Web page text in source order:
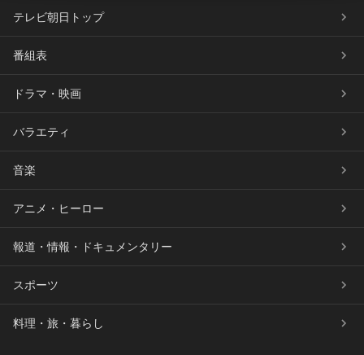
テレビ朝日トップ
番組表
ドラマ・映画
バラエティ
音楽
アニメ・ヒーロー
報道・情報・ドキュメンタリー
スポーツ
料理・旅・暮らし